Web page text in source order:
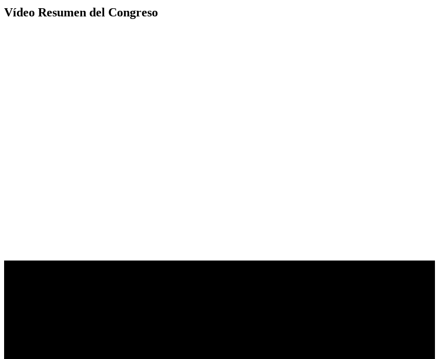
Vídeo Resumen del Congreso